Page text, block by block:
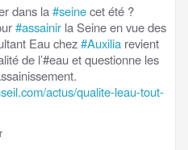
dans la#seinecet été ?
#assainir la Seine en vue des
Eau chez#Auxilia revient
de l’#eau et questionne les
actus/qualite-leau-tout-